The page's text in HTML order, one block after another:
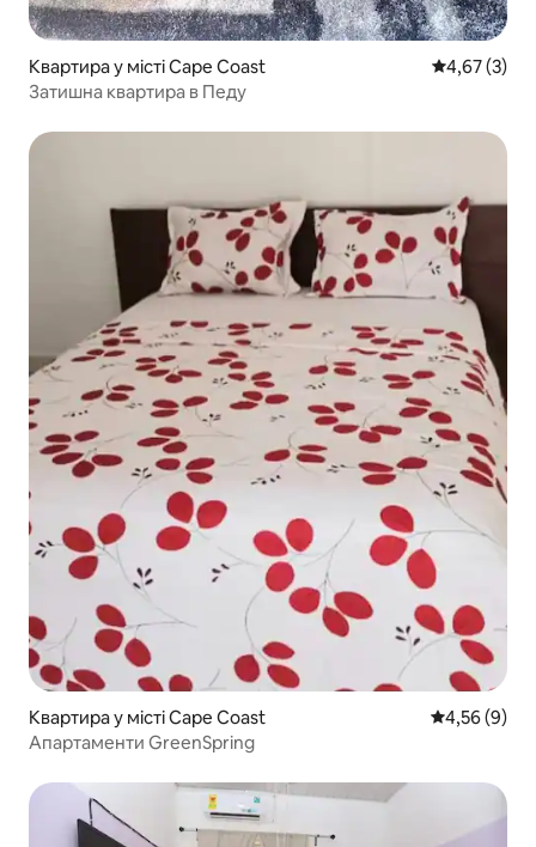
Квартира у місті Cape Coast Середня
4,67 (3)
Затишна квартира в Педу
Квартира у місті Cape Coast Середня
4,56 (9)
Апартаменти GreenSpring